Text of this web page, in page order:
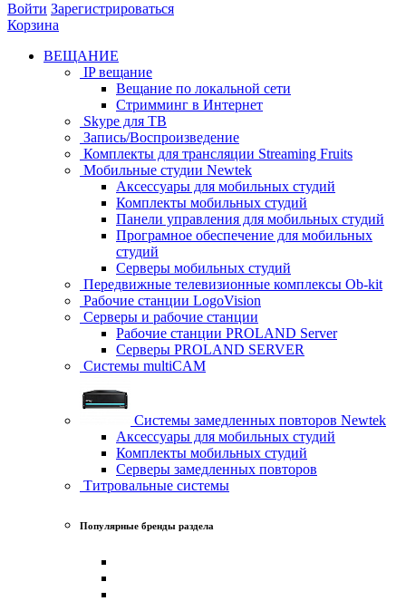
Войти Зарегистрироваться
Корзина
ВЕЩАНИЕ
IP вещание
Вещание по локальной сети
Стримминг в Интернет
Skype для ТВ
Запись/Воспроизведение
Комплекты для трансляции Streaming Fruits
Мобильные студии Newtek
Аксессуары для мобильных студий
Комплекты мобильных студий
Панели управления для мобильных студий
Програмное обеспечение для мобильных
студий
Серверы мобильных студий
Передвижные телевизионные комплексы Ob-kit
Рабочие станции LogoVision
Серверы и рабочие станции
Рабочие станции PROLAND Server
Серверы PROLAND SERVER
Системы multiCAM
Системы замедленных повторов Newtek
Аксессуары для мобильных студий
Комплекты мобильных студий
Серверы замедленных повторов
Титровальные системы
Популярные бренды раздела